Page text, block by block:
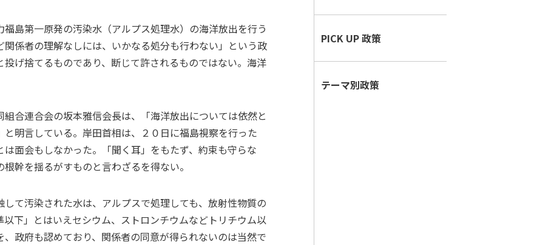
PICK UP 政策
テーマ別政策
k
島第一原発の汚染水（アルプス処理水）の海洋放出を行う
係者の理解なしには、いかなる処分も行わない」という政
げ捨てるものであり、断じて許されるものではない。海洋
合連合会の坂本雅信会長は、「海洋放出については依然と
明言している。岸田首相は、２０日に福島視察を行った
面会もしなかった。「聞く耳」をもたず、約束も守らな
幹を揺るがすものと言わざるを得ない。
て汚染された水は、アルプスで処理しても、放射性物質の
下」とはいえセシウム、ストロンチウムなどトリチウム以
政府も認めており、関係者の同意が得られないのは当然で